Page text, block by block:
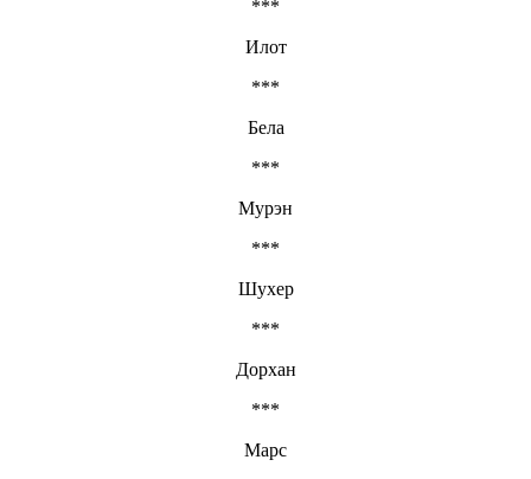
***
Илот
***
Бела
***
Мурэн
***
Шухер
***
Дорхан
***
Марс